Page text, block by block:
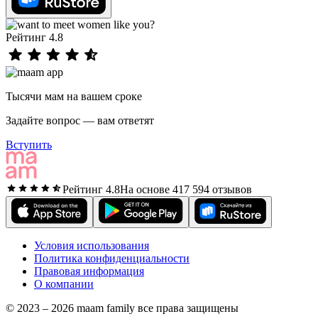
Рейтинг 4.8
Тысячи мам на вашем сроке
Задайте вопрос — вам ответят
Вступить
Рейтинг 4.8На основе 417 594 отзывов
Условия использования
Политика конфиденциальности
Правовая информация
О компании
© 2023 – 2026 maam family все права защищены